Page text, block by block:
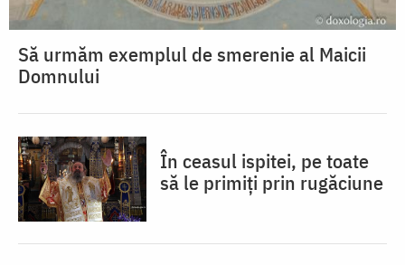
Să urmăm exemplul de smerenie al Maicii
Domnului
În ceasul ispitei, pe toate
să le primiți prin rugăciune